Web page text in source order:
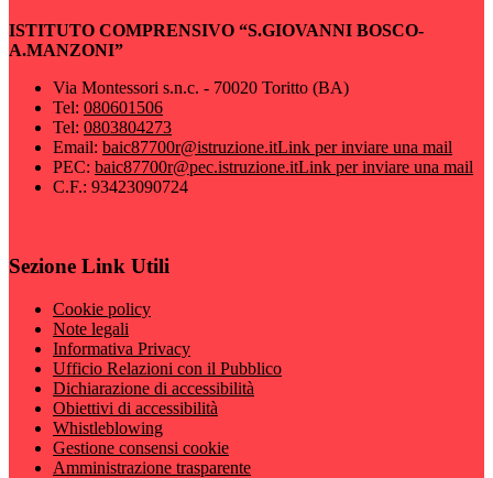
ISTITUTO COMPRENSIVO “S.GIOVANNI BOSCO-
A.MANZONI”
Via Montessori s.n.c. - 70020 Toritto (BA)
Tel: 080601506
Tel: 0803804273
Email: baic87700r@istruzione.itLink per inviare una mail
PEC: baic87700r@pec.istruzione.itLink per inviare una mail
C.F.: 93423090724
Sezione Link Utili
Cookie policy
Note legali
Informativa Privacy
Ufficio Relazioni con il Pubblico
Dichiarazione di accessibilità
Obiettivi di accessibilità
Whistleblowing
Gestione consensi cookie
Amministrazione trasparente